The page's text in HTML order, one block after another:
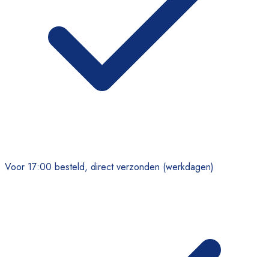
Voor 17:00 besteld, direct verzonden (werkdagen)